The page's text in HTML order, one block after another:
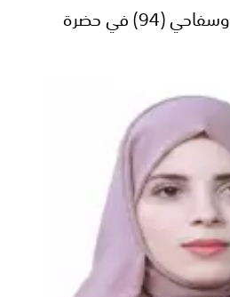
مواعظ الهاربين.. وسفاحي (94) في حضرة